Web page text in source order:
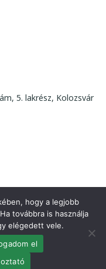
5. lakrész, Kolozsvár
| Minden jog
hogy a legjobb
továbbra is használja
elégedett vele.
el